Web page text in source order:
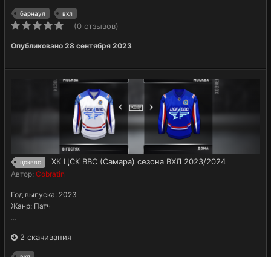
барнаул вхл
(0 отзывов)
Опубликовано 28 сентября 2023
цскввс ХК ЦСК ВВС (Самара) сезона ВХЛ 2023/2024
Автор: Cobratin
Год выпуска: 2023
Жанр: Патч
...
2 скачивания